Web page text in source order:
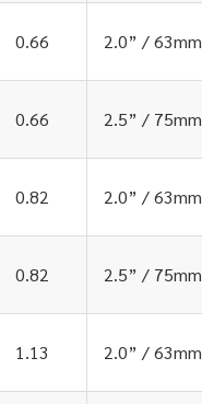
0.66 2.0” / 63mm
0.66 2.5” / 75mm
0.82 2.0” / 63mm
0.82 2.5” / 75mm
1.13 2.0” / 63mm